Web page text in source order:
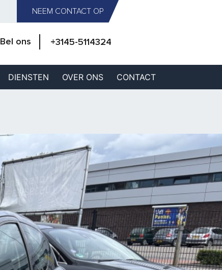
NEEM CONTACT OP
Bel ons +3145-5114324
DIENSTEN OVER ONS CONTACT